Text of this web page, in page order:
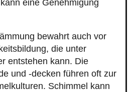
eine Genehmigung
bewahrt auch vor
die unter
entstehen kann. Die
und -decken führen oft zur
Schimmel kann